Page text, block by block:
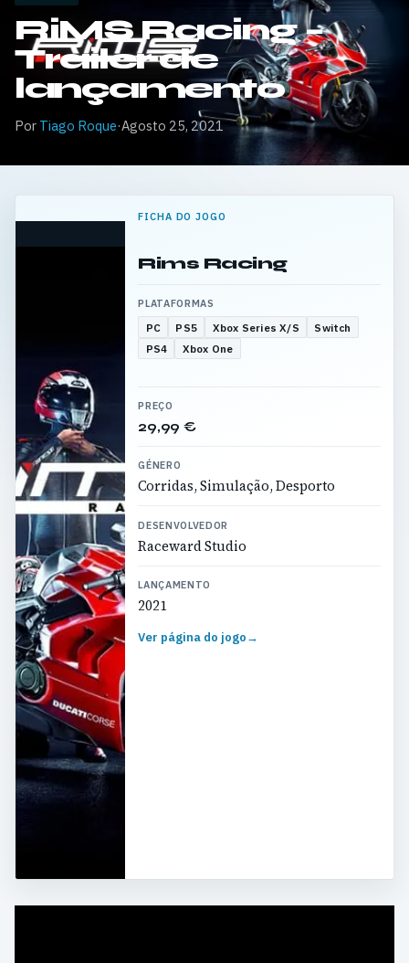
RiMS Racing –
Trailer de
lançamento
Por Tiago Roque·Agosto 25, 2021
FICHA DO JOGO
Rims Racing
PLATAFORMAS
PC PS5 Xbox Series X/S
Switch
PS4
Xbox One
PREÇO
29,99 €
GÉNERO
Corridas, Simulação, Desporto
DESENVOLVEDOR
Raceward Studio
LANÇAMENTO
2021
Ver página do jogo→